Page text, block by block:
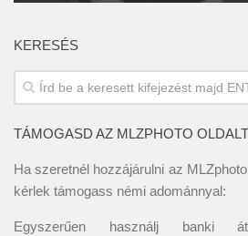
KERESÉS
TÁMOGASD AZ MLZPHOTO
Ha szeretnél hozzájárulni az
kérlek támogass némi adománnyal:
Egyszerűen használj banki